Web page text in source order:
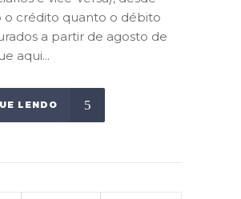
o crédito quanto o débito
a partir de agosto de
aqui...
LENDO